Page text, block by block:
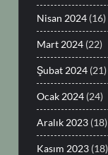
Nisan 2024 (16)
Mart 2024 (22)
Şubat 2024 (21)
Ocak 2024 (24)
Aralık 2023 (18)
Kasım 2023 (18)